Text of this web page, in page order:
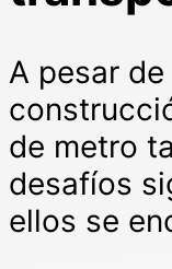
A pesar
de metro
desafíos
ellos se